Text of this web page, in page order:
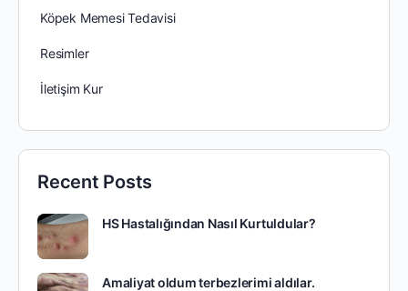
Köpek Memesi Tedavisi
Resimler
İletişim Kur
Recent Posts
HS Hastalığından Nasıl Kurtuldular?
Amaliyat oldum terbezlerimi aldılar.